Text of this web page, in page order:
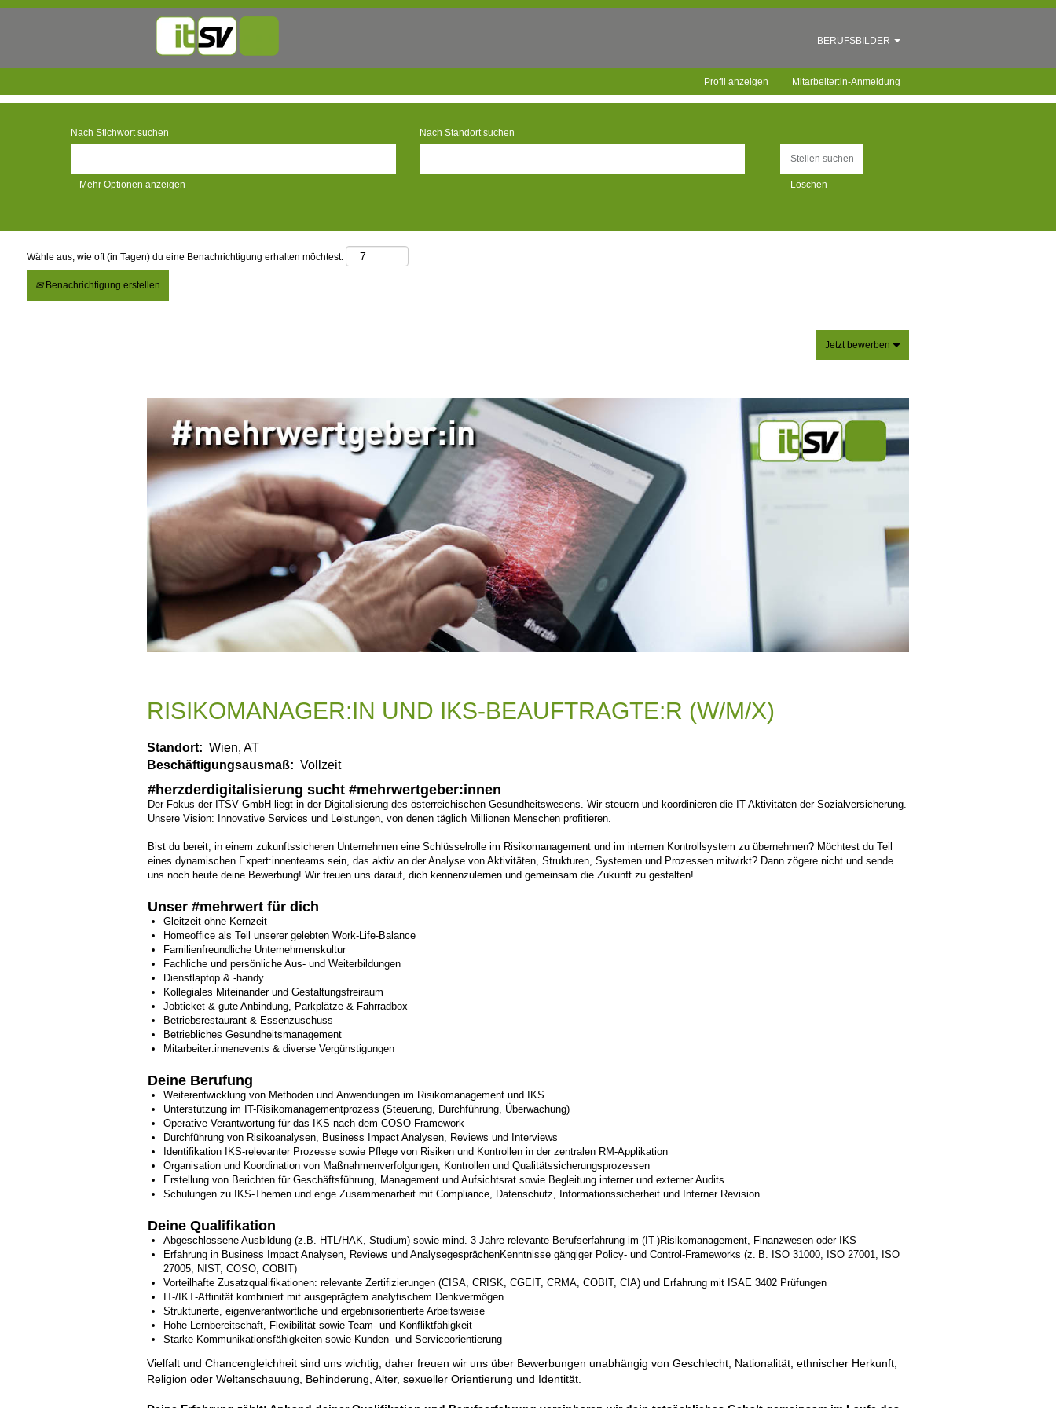
BERUFSBILDER
Profil anzeigen Mitarbeiter:in-Anmeldung
Nach Stichwort suchen Nach Standort suchen
Mehr Optionen anzeigen Löschen
Wähle aus, wie oft (in Tagen) du eine Benachrichtigung erhalten möchtest:
Benachrichtigung erstellen
Jetzt bewerben
RISIKOMANAGER:IN UND IKS-BEAUFTRAGTE:R (W/M/X)
Standort: Wien, AT
Beschäftigungsausmaß: Vollzeit
#herzderdigitalisierung sucht #mehrwertgeber:innen
Der Fokus der ITSV GmbH liegt in der Digitalisierung des österreichischen Gesundheitswesens. Wir steuern und koordinieren die IT-Aktivitäten der Sozialversicherung.
Unsere Vision: Innovative Services und Leistungen, von denen täglich Millionen Menschen profitieren.
Bist du bereit, in einem zukunftssicheren Unternehmen eine Schlüsselrolle im Risikomanagement und im internen Kontrollsystem zu übernehmen? Möchtest du Teil
eines dynamischen Expert:innenteams sein, das aktiv an der Analyse von Aktivitäten, Strukturen, Systemen und Prozessen mitwirkt? Dann zögere nicht und sende
uns noch heute deine Bewerbung! Wir freuen uns darauf, dich kennenzulernen und gemeinsam die Zukunft zu gestalten!
Unser #mehrwert für dich
Gleitzeit ohne Kernzeit
Homeoffice als Teil unserer gelebten Work-Life-Balance
Familienfreundliche Unternehmenskultur
Fachliche und persönliche Aus- und Weiterbildungen
Dienstlaptop & -handy
Kollegiales Miteinander und Gestaltungsfreiraum
Jobticket & gute Anbindung, Parkplätze & Fahrradbox
Betriebsrestaurant & Essenzuschuss
Betriebliches Gesundheitsmanagement
Mitarbeiter:innenevents & diverse Vergünstigungen
Deine Berufung
Weiterentwicklung von Methoden und Anwendungen im Risikomanagement und IKS
Unterstützung im IT-Risikomanagementprozess (Steuerung, Durchführung, Überwachung)
Operative Verantwortung für das IKS nach dem COSO-Framework
Durchführung von Risikoanalysen, Business Impact Analysen, Reviews und Interviews
Identifikation IKS‑relevanter Prozesse sowie Pflege von Risiken und Kontrollen in der zentralen RM‑Applikation
Organisation und Koordination von Maßnahmenverfolgungen, Kontrollen und Qualitätssicherungsprozessen
Erstellung von Berichten für Geschäftsführung, Management und Aufsichtsrat sowie Begleitung interner und externer Audits
Schulungen zu IKS‑Themen und enge Zusammenarbeit mit Compliance, Datenschutz, Informationssicherheit und Interner Revision
Deine Qualifikation
Abgeschlossene Ausbildung (z.B. HTL/HAK, Studium) sowie mind. 3 Jahre relevante Berufserfahrung im (IT-)Risikomanagement, Finanzwesen oder IKS
Erfahrung in Business Impact Analysen, Reviews und AnalysegesprächenKenntnisse gängiger Policy‑ und Control‑Frameworks (z. B. ISO 31000, ISO 27001, ISO
27005, NIST, COSO, COBIT)
Vorteilhafte Zusatzqualifikationen: relevante Zertifizierungen (CISA, CRISK, CGEIT, CRMA, COBIT, CIA) und Erfahrung mit ISAE 3402 Prüfungen
IT-/IKT‑Affinität kombiniert mit ausgeprägtem analytischem Denkvermögen
Strukturierte, eigenverantwortliche und ergebnisorientierte Arbeitsweise
Hohe Lernbereitschaft, Flexibilität sowie Team- und Konfliktfähigkeit
Starke Kommunikationsfähigkeiten sowie Kunden‑ und Serviceorientierung
Vielfalt und Chancengleichheit sind uns wichtig, daher freuen wir uns über Bewerbungen unabhängig von Geschlecht, Nationalität, ethnischer Herkunft,
Religion oder Weltanschauung, Behinderung, Alter, sexueller Orientierung und Identität.